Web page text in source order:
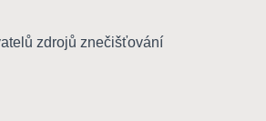
zdrojů znečišťování